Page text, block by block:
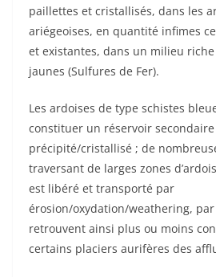
paillettes et cristallisés, dans les
ariégeoises, en quantité infimes
et existantes, dans un milieu
jaunes (Sulfures de Fer).
Les ardoises de type schistes
constituer un réservoir
précipité/cristallisé ; de
traversant de larges zones
est libéré et transporté par
érosion/oxydation/weathering, par
retrouvent ainsi plus ou moins
certains placiers aurifères des